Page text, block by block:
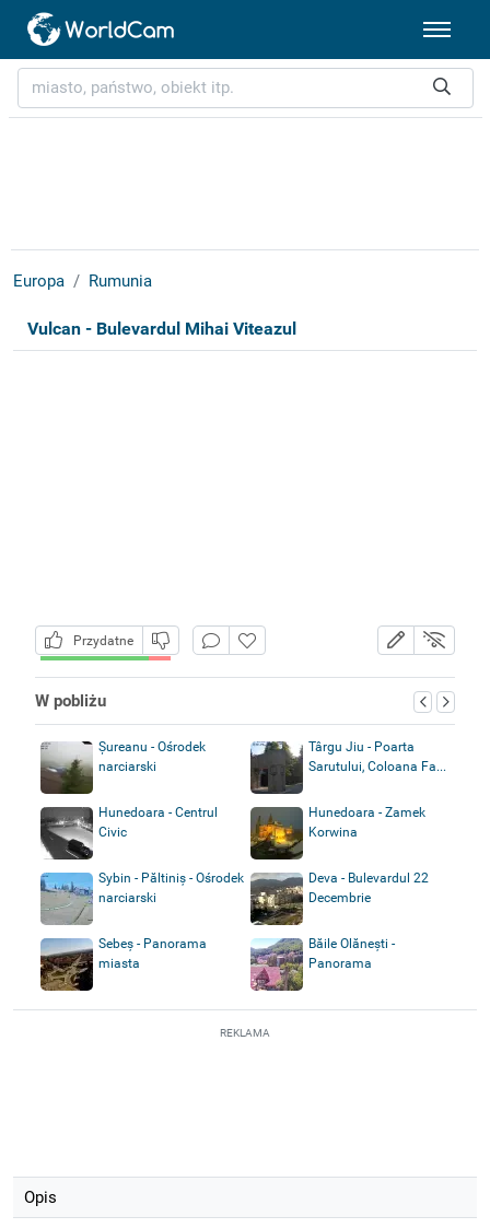
Europa Rumunia
Vulcan - Bulevardul Mihai Viteazul
Przydatne
W pobliżu
Șureanu - Ośrodek
narciarski
Târgu Jiu - Poarta
Sarutului, Coloana Fa...
Hunedoara - Centrul
Civic
Hunedoara - Zamek
Korwina
Sybin - Păltiniș - Ośrodek
narciarski
Deva - Bulevardul 22
Decembrie
Sebeș - Panorama
miasta
Băile Olănești -
Panorama
REKLAMA
Opis